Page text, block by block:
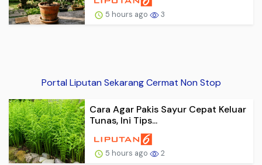
5 hours ago 3
Portal Liputan Sekarang Cermat Non Stop
Cara Agar Pakis Sayur Cepat Keluar
Tunas, Ini Tips...
5 hours ago 2